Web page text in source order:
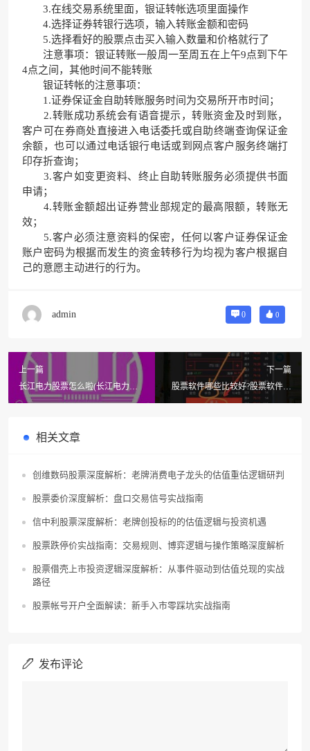
3.在线交易系统里面，银证转帐选项里面操作
4.选择证券转银行选项，输入转账金额和密码
5.选择看好的股票点击买入输入数量和价格就行了
注意事项：银证转账一般周一至周五在上午9点到下午
4点之间，其他时间不能转账
银证转帐的注意事项：
1.证券保证金自助转账服务时间为交易所开市时间；
2.转账成功系统会有语音提示，转账资金及时到账，
客户可在券商处直接进入电话委托或自助终端查询保证金
余额，也可以通过电话银行电话或到网点客户服务终端打
印存折查询；
3.客户如变更资料、终止自助转账服务必须提供书面
申请；
4.转账金额超出证券营业部规定的最高限额，转账无
效；
5.客户必须注意资料的保密，任何以客户证券保证金
账户密码为根据而发生的资金转移行为均视为客户根据自
己的意愿主动进行的行为。
admin 0 0
上一篇
长江电力股票怎么啦(长江电力的
股票怎么样?)
下一篇
股票软件哪些比较好?股票软件都
有哪些
相关文章
创维数码股票深度解析：老牌消费电子龙头的估值重估逻辑研判
股票委价深度解析：盘口交易信号实战指南
信中利股票深度解析：老牌创投标的的估值逻辑与投资机遇
股票跌停价实战指南：交易规则、博弈逻辑与操作策略深度解析
股票借壳上市投资逻辑深度解析：从事件驱动到估值兑现的实战
路径
股票帐号开户全面解读：新手入市零踩坑实战指南
发布评论